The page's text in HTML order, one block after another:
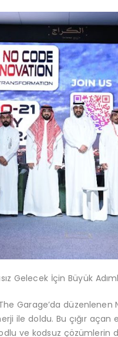
Gelecek İçin Büyük
Garage’da
ile doldu. Bu çığır
ve kodsuz